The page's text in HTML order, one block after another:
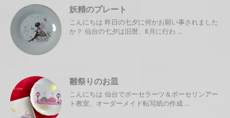
妖精のプレート
こんにちは 昨日の七夕に何かお願い事されました
か？ 仙台の七夕は旧暦、8月に行わ ...
雛祭りのお皿
こんにちは 仙台でポーセラーツ＆ポーセリンアー
ト教室、オーダーメイド転写紙の作成 ...